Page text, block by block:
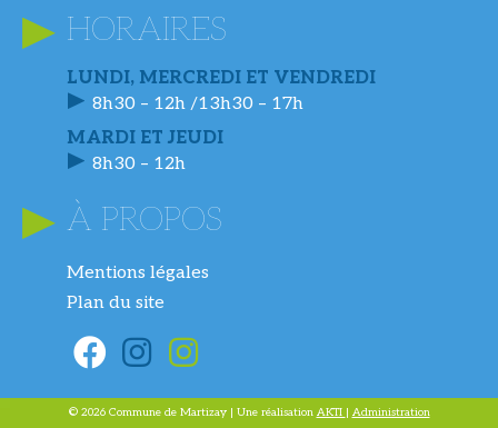
HORAIRES
LUNDI, MERCREDI ET VENDREDI
8h30 – 12h /13h30 – 17h
MARDI ET JEUDI
8h30 – 12h
À PROPOS
Mentions légales
Plan du site
© 2026 Commune de Martizay | Une réalisation AKTI Administration